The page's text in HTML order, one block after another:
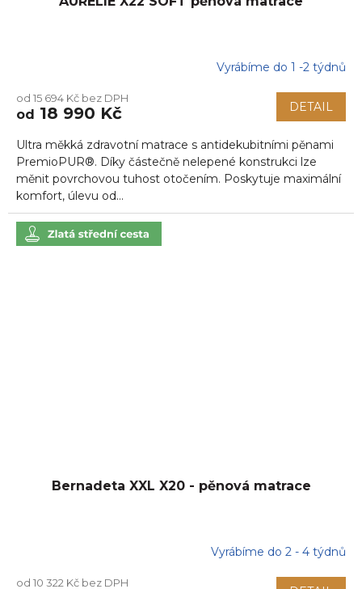
Vyrábíme do 1 -2 týdnů
od 15 694 Kč bez DPH
od 18 990 Kč DETAIL
Ultra měkká zdravotní matrace s antidekubitními pěnami
PremioPUR®. Díky částečně nelepené konstrukci lze
měnit povrchovou tuhost otočením. Poskytuje maximální
komfort, úlevu od...
Bernadeta XXL X20 - pěnová matrace
produktu
Vyrábíme do 2 - 4 týdnů
od 10 322 Kč bez DPH